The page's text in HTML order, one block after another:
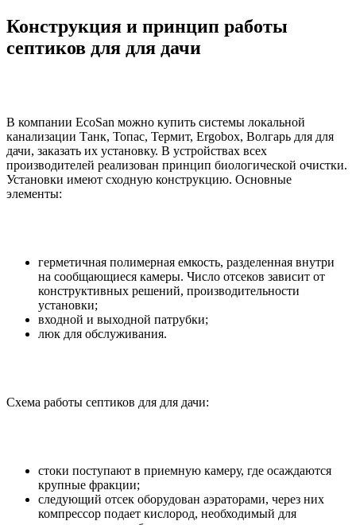
Конструкция и принцип работы
септиков для для дачи
В компании EcoSan можно купить системы локальной
канализации Танк, Топас, Термит, Ergobox, Волгарь для для
дачи, заказать их установку. В устройствах всех
производителей реализован принцип биологической очистки.
Установки имеют сходную конструкцию. Основные
элементы:
герметичная полимерная емкость, разделенная внутри
на сообщающиеся камеры. Число отсеков зависит от
конструктивных решений, производительности
установки;
входной и выходной патрубки;
люк для обслуживания.
Схема работы септиков для для дачи:
стоки поступают в приемную камеру, где осаждаются
крупные фракции;
следующий отсек оборудован аэраторами, через них
компрессор подает кислород, необходимый для